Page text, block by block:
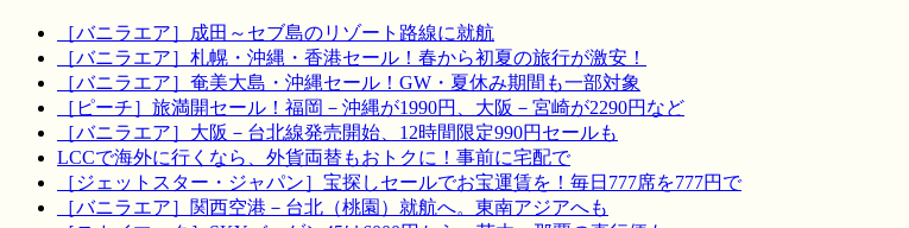
［バニラエア］成田～セブ島のリゾート路線に就航
［バニラエア］札幌・沖縄・香港セール！春から初夏の旅行が激安！
［バニラエア］奄美大島・沖縄セール！GW・夏休み期間も一部対象
［ピーチ］旅満開セール！福岡－沖縄が1990円、大阪－宮崎が2290円など
［バニラエア］大阪－台北線発売開始、12時間限定990円セールも
LCCで海外に行くなら、外貨両替もおトクに！事前に宅配で
［ジェットスター・ジャパン］宝探しセールでお宝運賃を！毎日777席を777円で
［バニラエア］関西空港－台北（桃園）就航へ。東南アジアへも